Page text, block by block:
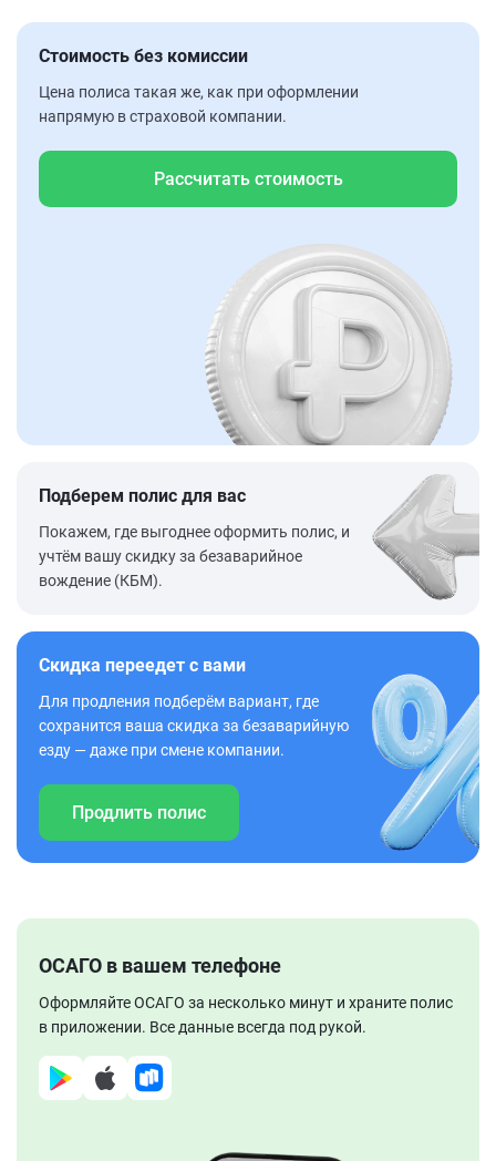
Стоимость без комиссии
Цена полиса такая же, как при оформлении
напрямую в страховой компании.
Рассчитать стоимость
Подберем полис для вас
Покажем, где выгоднее оформить полис, и
учтём вашу скидку за безаварийное
вождение (КБМ).
Скидка переедет с вами
Для продления подберём вариант, где
сохранится ваша скидка за безаварийную
езду — даже при смене компании.
Продлить полис
ОСАГО в вашем телефоне
Оформляйте ОСАГО за несколько минут и храните полис
в приложении. Все данные всегда под рукой.